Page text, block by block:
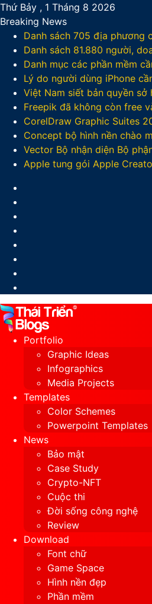
Thứ Bảy , 1 Tháng 8 2026
Breaking News
Danh sách 705 địa phương
Danh sách 81.880‬ người,
Danh mục các phần mềm
Lý do người dùng iPhone
Việt Nam siết bản quyền sở
Freepik đã không còn free
CorelDraw Graphic Suites
Concept bộ hình nền chào
Vector Bộ nhận diện Bộ
Apple tung gói Apple
Portfolio
Graphic Ideas
Infographics
Media Projects
Templates
Color Schemes
Powerpoint Templates
News
Bảo mật
Case Study
Crypto-NFT
Cuộc thi
Đời sống công nghệ
Review
Download
Font chữ
Game Space
Hình nền đẹp
Phần mềm